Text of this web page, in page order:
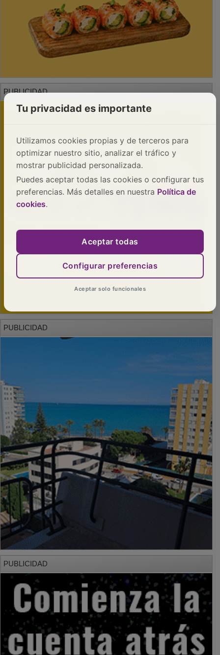
PUBLICIDAD
PUBLICIDAD
PUBLICIDAD
Tu privacidad es importante
Utilizamos cookies propias y de terceros para
optimizar nuestro sitio, analizar el tráfico y
mostrar publicidad personalizada.
Puedes aceptar todas las cookies o configurar tus
preferencias. Más detalles en nuestra Política de
cookies.
Aceptar todas
Configurar preferencias
Aceptar solo funcionales